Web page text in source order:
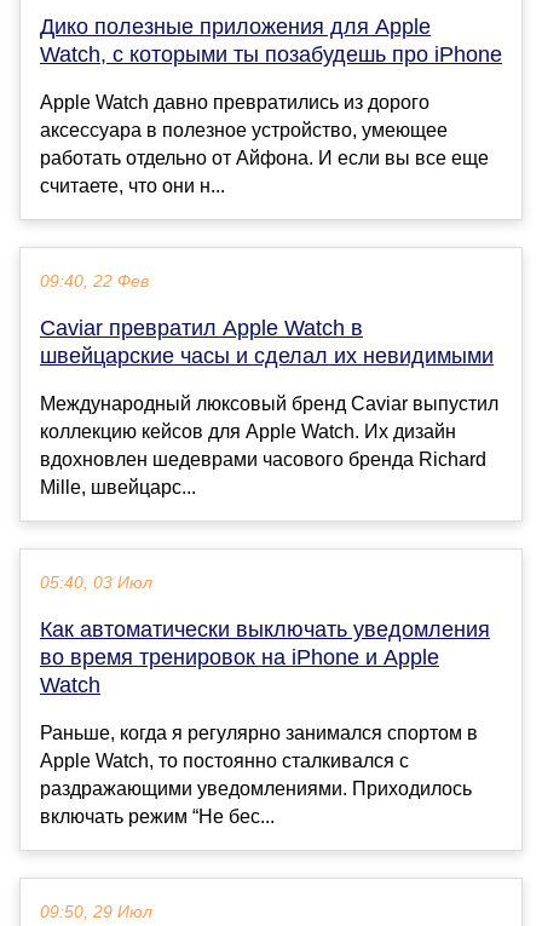
Дико полезные приложения для Apple
Watch, с которыми ты позабудешь про iPhone
Apple Watch давно превратились из дорого
аксессуара в полезное устройство, умеющее
работать отдельно от Айфона. И если вы все еще
считаете, что они н...
09:40, 22 Фев
Caviar превратил Apple Watch в
швейцарские часы и сделал их невидимыми
Международный люксовый бренд Caviar выпустил
коллекцию кейсов для Apple Watch. Их дизайн
вдохновлен шедеврами часового бренда Richard
Mille, швейцарс...
05:40, 03 Июл
Как автоматически выключать уведомления
во время тренировок на iPhone и Apple
Watch
Раньше, когда я регулярно занимался спортом в
Apple Watch, то постоянно сталкивался с
раздражающими уведомлениями. Приходилось
включать режим “Не бес...
09:50, 29 Июл